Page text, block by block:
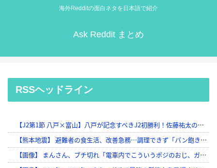
海外Redditの面白ネタを日本語で紹介
Ask Reddit まとめ
RSSヘッドライン